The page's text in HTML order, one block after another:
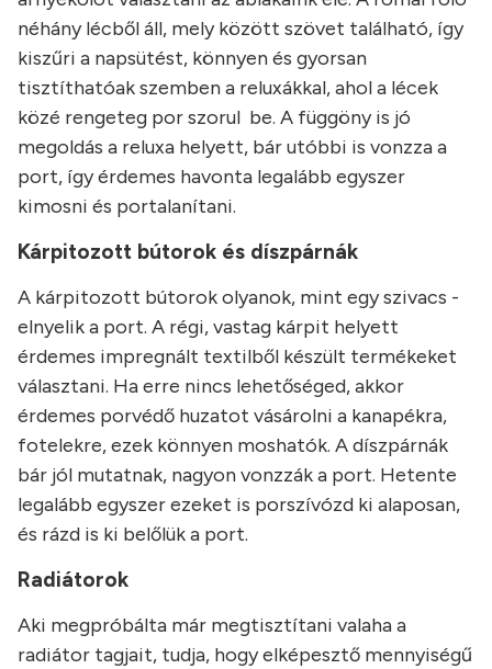
néhány lécből áll, mely között szövet található, így
kiszűri a napsütést, könnyen és gyorsan
tisztíthatóak szemben a reluxákkal, ahol a lécek
közé rengeteg por szorul be. A függöny is jó
megoldás a reluxa helyett, bár utóbbi is vonzza a
port, így érdemes havonta legalább egyszer
kimosni és portalanítani.
Kárpitozott bútorok és díszpárnák
A kárpitozott bútorok olyanok, mint egy szivacs -
elnyelik a port. A régi, vastag kárpit helyett
érdemes impregnált textilből készült termékeket
választani. Ha erre nincs lehetőséged, akkor
érdemes porvédő huzatot vásárolni a kanapékra,
fotelekre, ezek könnyen moshatók. A díszpárnák
bár jól mutatnak, nagyon vonzzák a port. Hetente
legalább egyszer ezeket is porszívózd ki alaposan,
és rázd is ki belőlük a port.
Radiátorok
Aki megpróbálta már megtisztítani valaha a
radiátor tagjait, tudja, hogy elképesztő mennyiségű